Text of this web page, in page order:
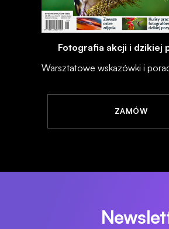
Fotografia akcji i dzikiej
Warsztatowe wskazówki i
ZAMÓW